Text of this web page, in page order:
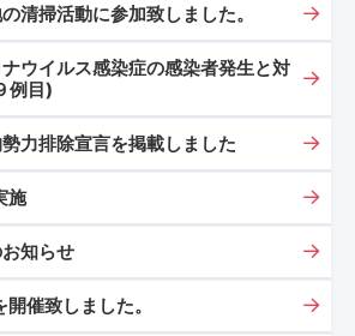
清掃活動に参加致しました。
ウイルス感染症の感染者発生と対
例目)
力排除宣言を掲載しました
施
知らせ
催致しました。